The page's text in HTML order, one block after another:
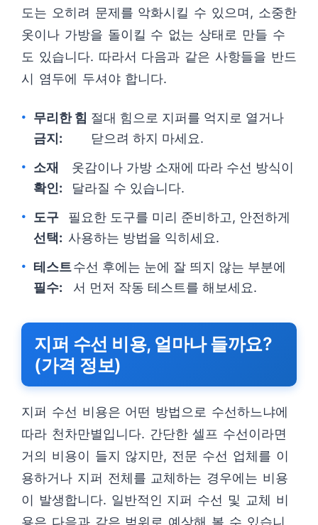
도는 오히려 문제를 악화시킬 수 있으며, 소중한
옷이나 가방을 돌이킬 수 없는 상태로 만들 수
도 있습니다. 따라서 다음과 같은 사항들을 반드
시 염두에 두셔야 합니다.
무리한 힘
금지:
절대 힘으로 지퍼를 억지로 열거나
닫으려 하지 마세요.
소재
확인:
옷감이나 가방 소재에 따라 수선 방식이
달라질 수 있습니다.
도구
선택:
필요한 도구를 미리 준비하고, 안전하게
사용하는 방법을 익히세요.
테스트
필수:
수선 후에는 눈에 잘 띄지 않는 부분에
서 먼저 작동 테스트를 해보세요.
지퍼 수선 비용, 얼마나 들까요?
(가격 정보)
지퍼 수선 비용은 어떤 방법으로 수선하느냐에
따라 천차만별입니다. 간단한 셀프 수선이라면
거의 비용이 들지 않지만, 전문 수선 업체를 이
용하거나 지퍼 전체를 교체하는 경우에는 비용
이 발생합니다. 일반적인 지퍼 수선 및 교체 비
용은 다음과 같은 범위로 예상해 볼 수 있습니